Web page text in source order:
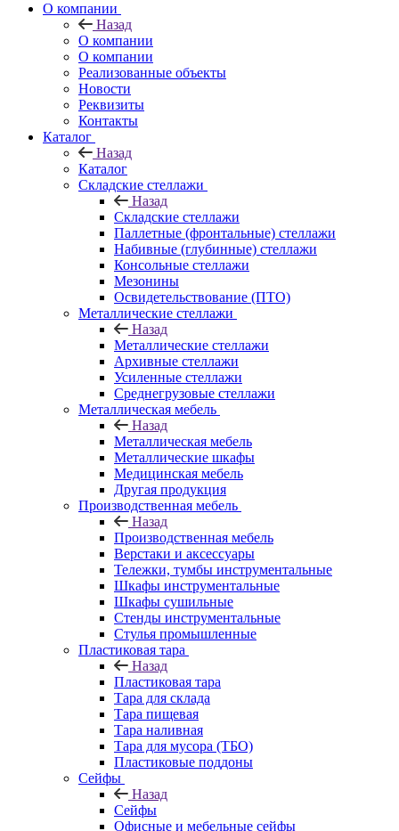
О компании
Назад
О компании
О компании
Реализованные объекты
Новости
Реквизиты
Контакты
Каталог
Назад
Каталог
Складские стеллажи
Назад
Складские стеллажи
Паллетные (фронтальные) стеллажи
Набивные (глубинные) стеллажи
Консольные стеллажи
Мезонины
Освидетельствование (ПТО)
Металлические стеллажи
Назад
Металлические стеллажи
Архивные стеллажи
Усиленные стеллажи
Среднегрузовые стеллажи
Металлическая мебель
Назад
Металлическая мебель
Металлические шкафы
Медицинская мебель
Другая продукция
Производственная мебель
Назад
Производственная мебель
Верстаки и аксессуары
Тележки, тумбы инструментальные
Шкафы инструментальные
Шкафы сушильные
Стенды инструментальные
Cтулья промышленные
Пластиковая тара
Назад
Пластиковая тара
Тара для склада
Тара пищевая
Тара наливная
Тара для мусора (ТБО)
Пластиковые поддоны
Сейфы
Назад
Сейфы
Офисные и мебельные сейфы